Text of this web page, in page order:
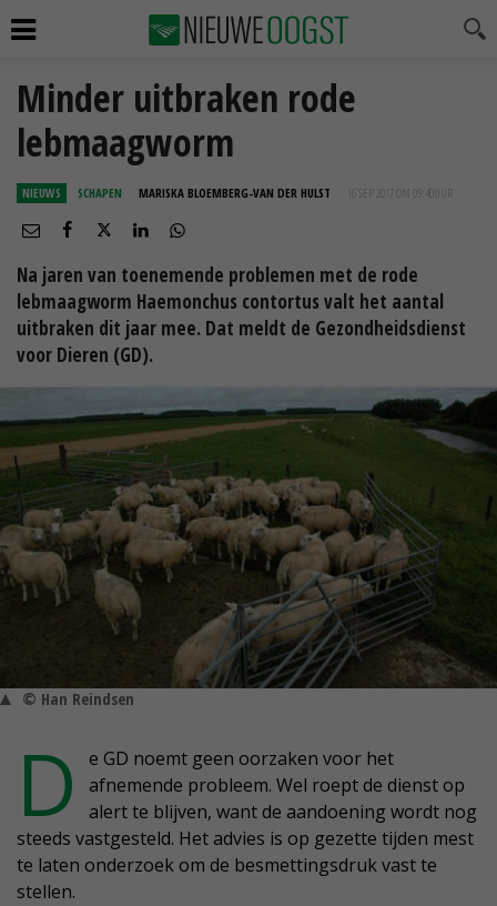
Minder uitbraken rode
lebmaagworm
NIEUWS SCHAPEN MARISKA BLOEMBERG-VAN DER HULST 16 SEP 2017 OM 09:40
Na jaren van toenemende problemen met de rode
lebmaagworm Haemonchus contortus valt het aantal
uitbraken dit jaar mee. Dat meldt de Gezondheidsdienst
voor Dieren (GD).
© Han Reindsen
D
e GD noemt geen oorzaken voor het
afnemende probleem. Wel roept de dienst op
alert te blijven, want de aandoening wordt nog
steeds vastgesteld. Het advies is op gezette tijden mest
te laten onderzoek om de besmettingsdruk vast te
stellen.